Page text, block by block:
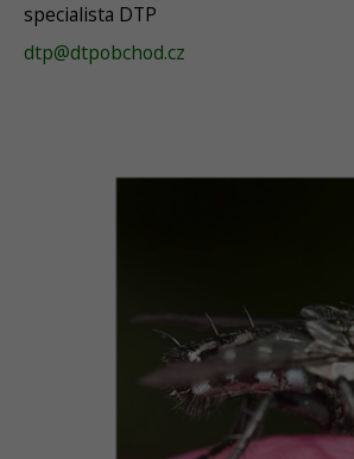
specialista DTP
dtp@dtpobchod.cz